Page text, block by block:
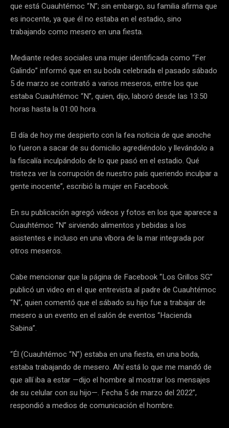
que está Cuauhtémoc “N”; sin embargo, su familia afirma que
es inocente, ya que él no estaba en el estadio, sino
trabajando como mesero en una fiesta.
Mediante redes sociales una mujer identificada como “Fer
Galindo” informó que en su boda celebrada el pasado sábado
5 de marzo se contrató a varios meseros, entre los que
estaba Cuauhtémoc “N”, quien, dijo, laboró desde las 13:50
horas hasta la 01:00 hora.
El día de hoy me despierto con la fea noticia de que anoche
lo fueron a sacar de su domicilio agrediéndolo y llevándolo a
la fiscalía inculpándolo de lo que pasó en el estadio. Qué
tristeza ver la corrupción de nuestro país queriendo inculpar a
gente inocente”, escribió la mujer en Facebook.
En su publicación agregó videos y fotos en los que aparece a
Cuauhtémoc “N” sirviendo alimentos y bebidas a los
asistentes e incluso en una víbora de la mar integrada por
otros meseros.
Cabe mencionar que la página de Facebook “Los Grillos SG”
publicó un video en el que entrevista al padre de Cuauhtémoc
“N”, quien comentó que el sábado su hijo fue a trabajar de
mesero a un evento en el salón de eventos “Hacienda
Sabina”.
“Él (Cuauhtémoc “N”) estaba en una fiesta, en una boda,
estaba trabajando de mesero. Ahí está lo que me mandó de
que allí iba a estar —dijo el hombre al mostrar los mensajes
de su celular con su hijo—. Fecha 5 de marzo del 2022”,
respondió a medios de comunicación el hombre.